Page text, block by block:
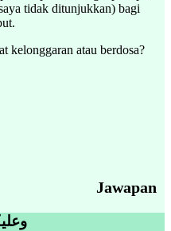
tidak ditunjukkan) bagi
kelonggaran atau berdosa?
Jawapan